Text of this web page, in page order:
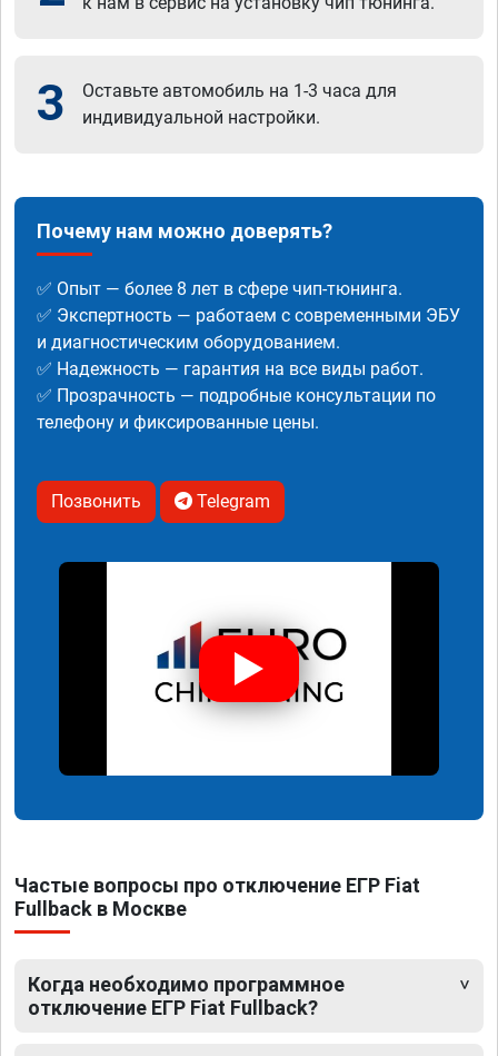
3
Оставьте автомобиль на 1-3 часа для
индивидуальной настройки.
Почему нам можно доверять?
✅ Опыт — более 8 лет в сфере чип-тюнинга.
✅ Экспертность — работаем с современными ЭБУ
и диагностическим оборудованием.
✅ Надежность — гарантия на все виды работ.
✅ Прозрачность — подробные консультации по
телефону и фиксированные цены.
Позвонить Telegram
Частые вопросы про отключение ЕГР Fiat
Fullback в Москве
Когда необходимо программное
отключение ЕГР Fiat Fullback?